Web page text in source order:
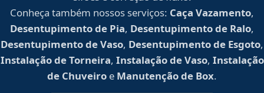
Conheça também nossos serviços: Caça Vazamento,
Desentupimento de Pia, Desentupimento de Ralo,
Desentupimento de Vaso, Desentupimento de Esgoto,
Instalação de Torneira, Instalação de Vaso, Instalação
de Chuveiro e Manutenção de Box.